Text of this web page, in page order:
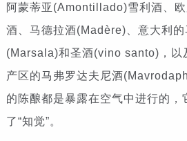
阿蒙蒂亚(Amontillado)雪利酒、
酒、马德拉酒(Madère)、意大利
(Marsala)和圣酒(vino santo)，以
产区的马弗罗达夫尼酒
的陈酿都是暴露在空气中进行的，
了“知觉”。